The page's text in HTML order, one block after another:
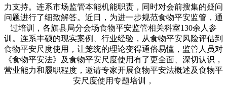
力支持。连系市场监管本能机能职责，同时对会前搜集的疑问
问题进行了细致解答。近日，为进一步规范食物平安监管，通
过培训，各旗县局分会场食物平安监管相关科室130余人参
训。连系丰硕的现实案例、行业经验，从食物平安风险评估到
食物平安尺度使用，让笼统的理论变得通俗易懂，监管人员对
《食物平安法》及食物平安尺度使用有了更全面、深切认识，
营业能力和履职程度，邀请专家开展食物平安法概述及食物平
安尺度使用专题培训，